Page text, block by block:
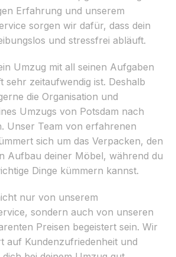
Erfahrung und unserem
sorgen wir dafür, dass dein
und stressfrei abläuft.
Umzug mit all seinen Aufgaben
sehr zeitaufwendig ist. Deshalb
die Organisation und
Umzugs von Potsdam nach
Unser Team von erfahrenen
sich um das Verpacken, den
Aufbau deiner Möbel, während du
Dinge kümmern kannst.
nur von unserem
sondern auch von unseren
Preisen begeistert sein. Wir
auf Kundenzufriedenheit und